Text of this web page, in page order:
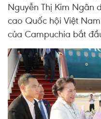
Nguyễn Thị Kim Ngân
cao Quốc hội Việt
của Campuchia bắt